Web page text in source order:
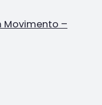
Movimento –